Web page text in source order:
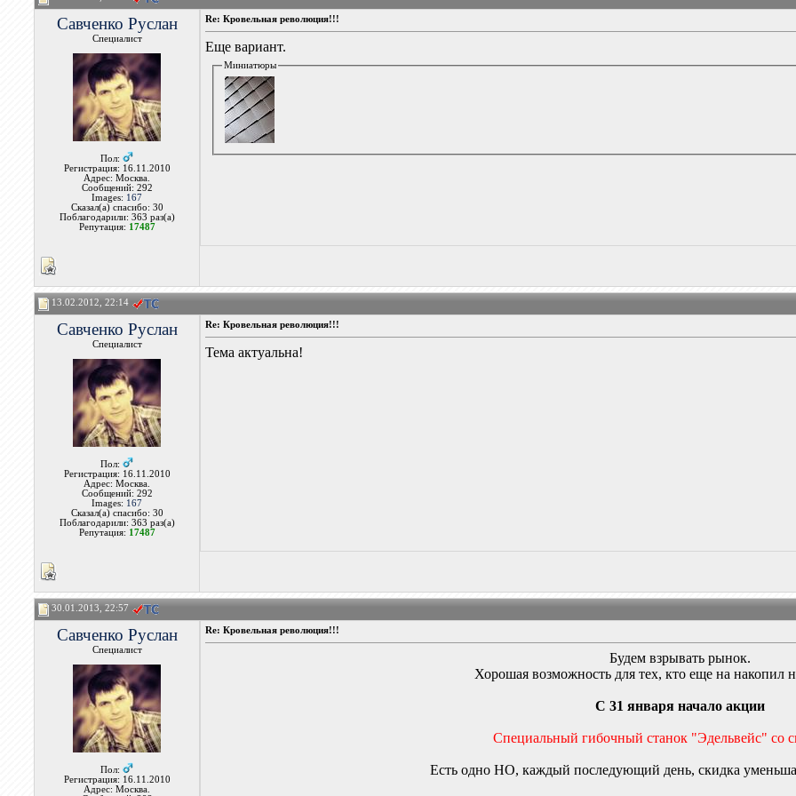
Савченко Руслан
Специалист
Пол:
Регистрация: 16.11.2010
Адрес: Москва.
Сообщений: 292
Images: 167
Сказал(а) спасибо: 30
Поблагодарили: 363 раз(а)
Репутация: 17487
Re: Кровельная революция!!!
Еще вариант.
Миниатюры
13.02.2012, 22:14
Савченко Руслан
Специалист
Пол:
Регистрация: 16.11.2010
Адрес: Москва.
Сообщений: 292
Images: 167
Сказал(а) спасибо: 30
Поблагодарили: 363 раз(а)
Репутация: 17487
Re: Кровельная революция!!!
Тема актуальна!
30.01.2013, 22:57
Савченко Руслан
Специалист
Пол:
Регистрация: 16.11.2010
Адрес: Москва.
Re: Кровельная революция!!!
Будем взрывать рынок.
Хорошая возможность для тех, кто еще на накопил
С 31 января начало акции
Специальный гибочный станок "Эдельвейс" со
Есть одно НО, каждый последующий день, скидка